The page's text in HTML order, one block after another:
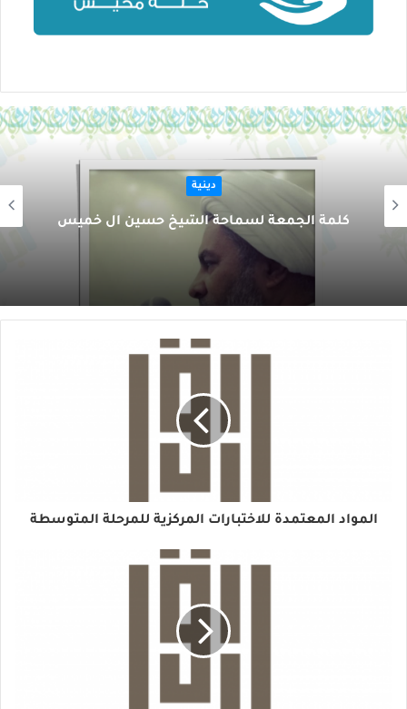
دينية
كلمة الجمعة لسماحة الشيخ حسين آل خميس
المواد المعتمدة للاختبارات المركزية للمرحلة المتوسطة